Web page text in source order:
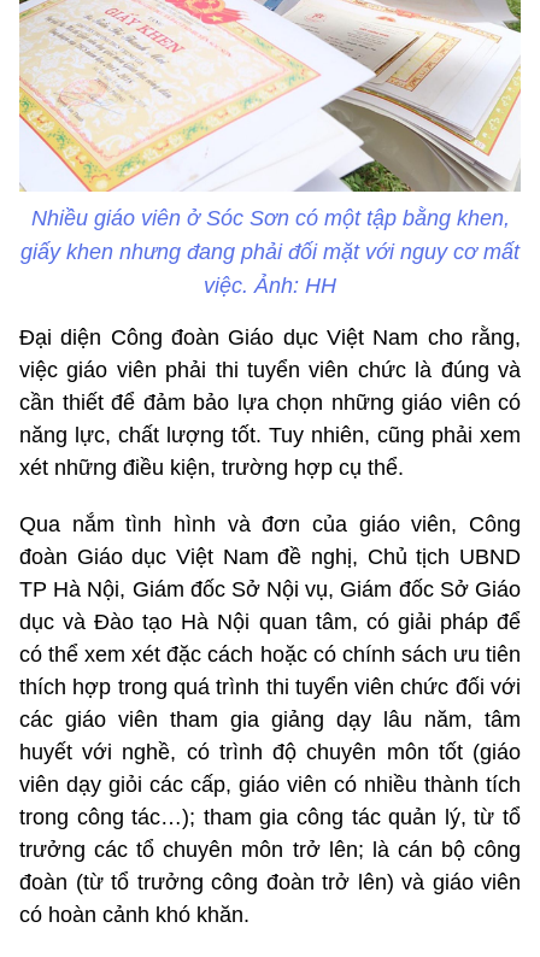
Nhiều giáo viên ở Sóc Sơn có một tập bằng khen,
giấy khen nhưng đang phải đối mặt với nguy cơ mất
việc. Ảnh: HH
Đại diện Công đoàn Giáo dục Việt Nam cho rằng,
việc giáo viên phải thi tuyển viên chức là đúng và
cần thiết để đảm bảo lựa chọn những giáo viên có
năng lực, chất lượng tốt. Tuy nhiên, cũng phải xem
xét những điều kiện, trường hợp cụ thể.
Qua nắm tình hình và đơn của giáo viên, Công
đoàn Giáo dục Việt Nam đề nghị, Chủ tịch UBND
TP Hà Nội, Giám đốc Sở Nội vụ, Giám đốc Sở Giáo
dục và Đào tạo Hà Nội quan tâm, có giải pháp để
có thể xem xét đặc cách hoặc có chính sách ưu tiên
thích hợp trong quá trình thi tuyển viên chức đối với
các giáo viên tham gia giảng dạy lâu năm, tâm
huyết với nghề, có trình độ chuyên môn tốt (giáo
viên dạy giỏi các cấp, giáo viên có nhiều thành tích
trong công tác…); tham gia công tác quản lý, từ tổ
trưởng các tổ chuyên môn trở lên; là cán bộ công
đoàn (từ tổ trưởng công đoàn trở lên) và giáo viên
có hoàn cảnh khó khăn.